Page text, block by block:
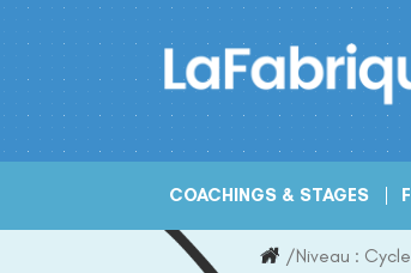
Skip
to
COACHINGS & STAGES
/Niveau :